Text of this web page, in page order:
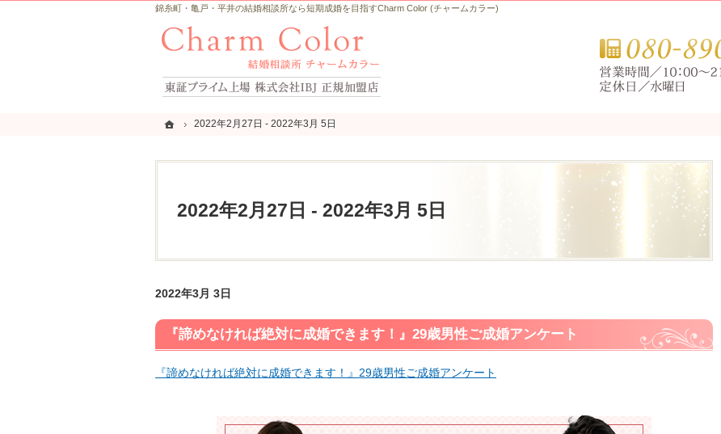
ホーム
2022年2月27日 - 2022年3月 5日
2022年2月27日 - 2022年3月 5日
錦糸町・亀戸・平井の結婚相談所なら短期成婚を目指すCharm Color (チャームカラー)
2022年3月 3日
『諦めなければ絶対に成婚できます！』29歳男性ご成婚アンケート
『諦めなければ絶対に成婚できます！』29歳男性ご成婚アンケート
ホーム
2022年2月27日 - 2022年3月 5日